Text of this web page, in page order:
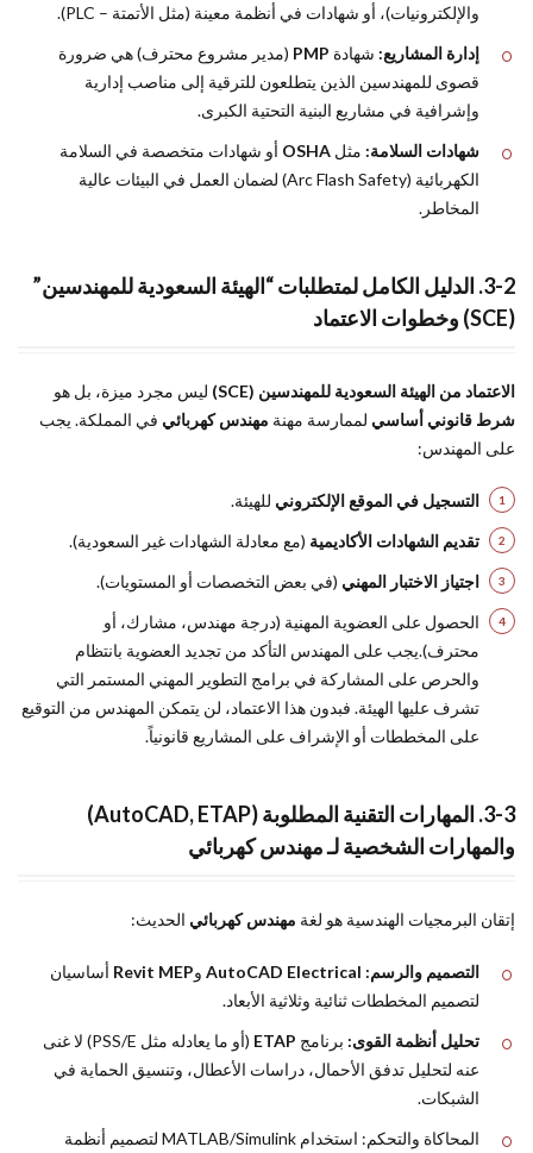
والإلكترونيات)، أو شهادات في أنظمة معينة (مثل الأتمتة – PLC).
إدارة المشاريع: شهادة PMP (مدير مشروع محترف) هي ضرورة
قصوى للمهندسين الذين يتطلعون للترقية إلى مناصب إدارية
وإشرافية في مشاريع البنية التحتية الكبرى.
شهادات السلامة: مثل OSHA أو شهادات متخصصة في السلامة
الكهربائية (Arc Flash Safety) لضمان العمل في البيئات عالية
المخاطر.
3-2. الدليل الكامل لمتطلبات “الهيئة السعودية للمهندسين”
(SCE) وخطوات الاعتماد
الاعتماد من الهيئة السعودية للمهندسين (SCE)
ليس مجرد ميزة، بل هو
شرط قانوني أساسي لممارسة مهنة مهندس كهربائي في المملكة. يجب
على المهندس:
التسجيل في الموقع الإلكتروني للهيئة.
تقديم الشهادات الأكاديمية (مع معادلة الشهادات غير السعودية).
اجتياز الاختبار المهني (في بعض التخصصات أو المستويات).
الحصول على العضوية المهنية (درجة مهندس، مشارك، أو
محترف).يجب على المهندس التأكد من تجديد العضوية بانتظام
والحرص على المشاركة في برامج التطوير المهني المستمر التي
تشرف عليها الهيئة. فبدون هذا الاعتماد، لن يتمكن المهندس من التوقيع
على المخططات أو الإشراف على المشاريع قانونياً.
3-3. المهارات التقنية المطلوبة (AutoCAD, ETAP)
والمهارات الشخصية لـ مهندس كهربائي
إتقان البرمجيات الهندسية هو لغة مهندس كهربائي الحديث:
التصميم والرسم: AutoCAD Electrical وRevit MEP أساسيان
لتصميم المخططات ثنائية وثلاثية الأبعاد.
تحليل أنظمة القوى: برنامج ETAP
(أو ما يعادله مثل PSS/E) لا غنى
عنه لتحليل تدفق الأحمال، دراسات الأعطال، وتنسيق الحماية في
الشبكات.
المحاكاة والتحكم: استخدام MATLAB/Simulink لتصميم أنظمة